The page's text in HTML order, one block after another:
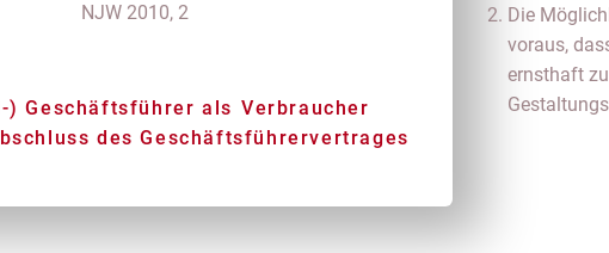
NJW 2010, 2
) Geschäftsführer als Verbraucher
des Geschäftsführervertrages
Die
voraus,
ernsthaft